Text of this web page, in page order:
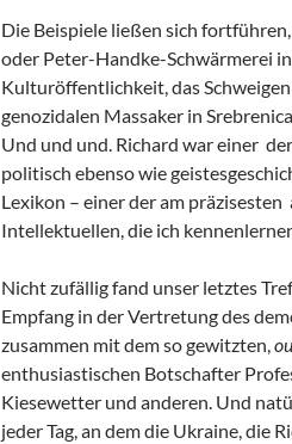
Die Beispiele ließen sich
oder Peter-Handke-Schwärmerei
Kulturöffentlichkeit, das
genozidalen Massaker in
Und und und. Richard war einer
politisch ebenso wie
Lexikon – einer der am
Intellektuellen, die ich
Nicht zufällig fand unser letztes
Empfang in der Vertretung des
zusammen mit dem so gewitzten,
enthusiastischen Botschafter
Kiesewetter und anderen. Und
jeder Tag, an dem die Ukraine, die